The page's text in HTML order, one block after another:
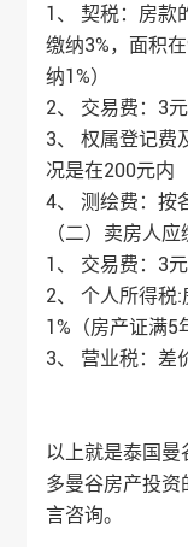
1、 契税：房款
缴纳3%，面积
纳1%）
2、 交易费：3
3、 权属登记费
况是在200元内
4、 测绘费：按
（二）卖房人应
1、 交易费：3
2、 个人所得税
1%（房产证满5
3、 营业税：差
以上就是泰国曼
多曼谷房产投资
言咨询。